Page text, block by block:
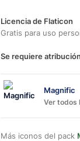
Licencia de Flaticon
Gratis para uso
Se requiere atribución
Magnific
Ver todos
Más iconos del pack